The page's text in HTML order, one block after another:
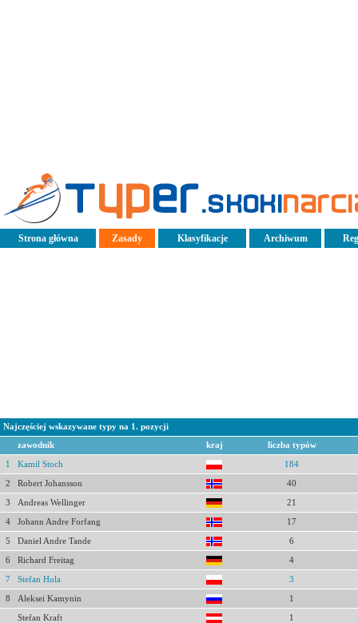
Strona główna Zasady Klasyfikacje Archiwum
Najczęściej wskazywane typy na 1. pozycji
zawodnik kraj liczba typów
1 Kamil Stoch 184
2 Robert Johansson 40
3 Andreas Wellinger 21
4 Johann Andre Forfang 17
5 Daniel Andre Tande 6
6 Richard Freitag 4
7 Stefan Hula 3
8 Aleksei Kamynin 1
Stefan Kraft 1